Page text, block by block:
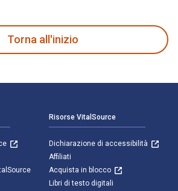
Torna all'inizio
Risorse VitalSource
Dichiarazione di accessibilità
Affiliati
Acquista in blocco
Libri di testo digitali